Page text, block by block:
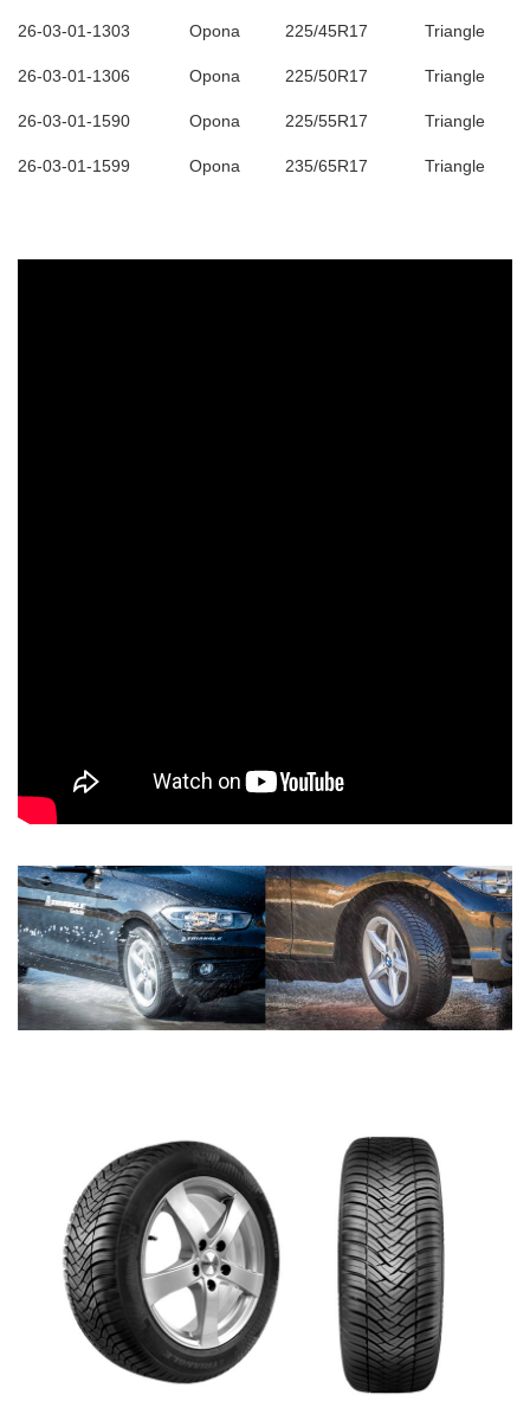
26-03-01-1303 Opona 225/45R17 Triangle
26-03-01-1306 Opona 225/50R17 Triangle
26-03-01-1590 Opona 225/55R17 Triangle
26-03-01-1599 Opona 235/65R17 Triangle